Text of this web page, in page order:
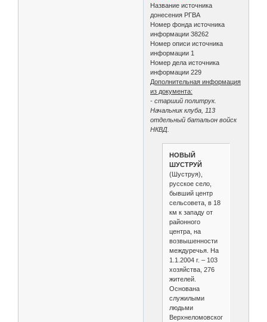
Название источника
донесения РГВА
Номер фонда источника
информации 38262
Номер описи источника
информации 1
Номер дела источника
информации 229
Дополнительная информация
из документа:
- старший политрук.
Начальник клуба, 113
отдельный батальон войск
НКВД.
НОВЫЙ
ШУСТРУЙ
(Шуструя),
русское село,
бывший центр
сельсовета, в 18
км к западу от
районного
центра, на
возвышенности
междуречья. На
1.1.2004 г. – 103
хозяйства, 276
жителей.
Основана
служилыми
людьми
Верхнеломовского